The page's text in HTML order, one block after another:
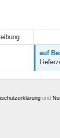
auf
und